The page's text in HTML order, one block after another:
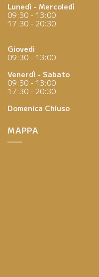
Lunedì - Mercoledì
09:30 - 13:00
17:30 - 20:30
Giovedì
09:30 - 13:00
Venerdì - Sabato
09:30 - 13:00
17:30 - 20:30
Domenica Chiuso
MAPPA